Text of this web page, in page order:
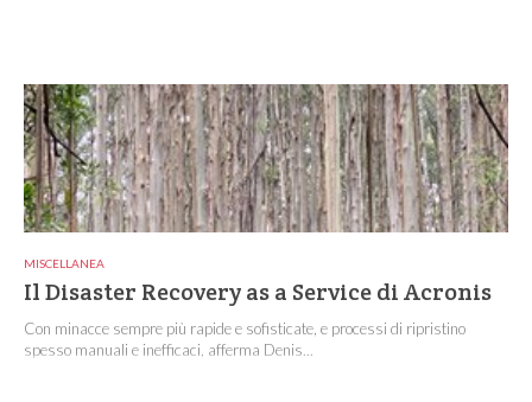
MISCELLANEA
Il Disaster Recovery as a Service di Acronis
Con minacce sempre più rapide e sofisticate, e processi di ripristino
spesso manuali e inefficaci, afferma Denis...